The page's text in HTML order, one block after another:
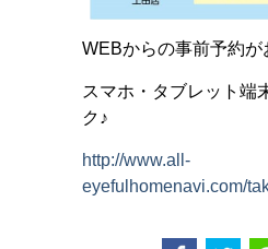
WEBからの事前予約
スマホ・タブレット端
ク♪
http://www.all-
eyefulhomenavi.com/